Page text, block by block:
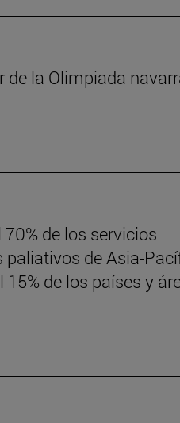
de la Olimpiada
de los servicios
de Asia-
de los países y